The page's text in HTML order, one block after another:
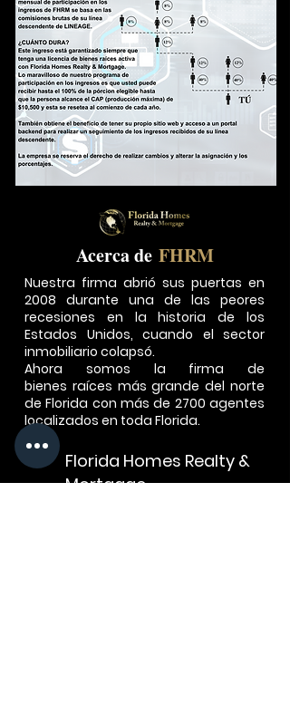
Acerca de FHRM
Nuestra firma abrió sus puertas en
2008 durante una de las peores
recesiones en la historia de los
Estados Unidos, cuando el sector
inmobiliario colapsó.
​Ahora somos la firma de
bienes raíces más grande del norte
de Florida con más de 2700 agentes
localizados en toda Florida.
Florida Homes Realty &
Mortgage